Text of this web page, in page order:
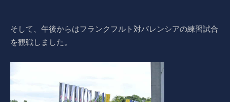
そして、午後からはフランクフルト対バレンシアの練習試合
を観戦しました。